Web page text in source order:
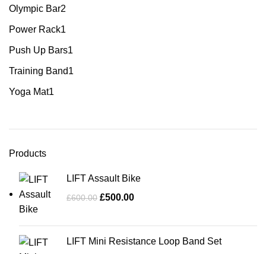
Olympic Bar2
Power Rack1
Push Up Bars1
Training Band1
Yoga Mat1
Products
LIFT Assault Bike
£600.00 £500.00
LIFT Mini Resistance Loop Band Set